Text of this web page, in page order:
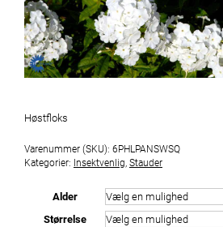
Høstfloks
Varenummer (SKU): 6PHLPANSWSQ
Kategorier: Insektvenlig Stauder
Alder
Størrelse